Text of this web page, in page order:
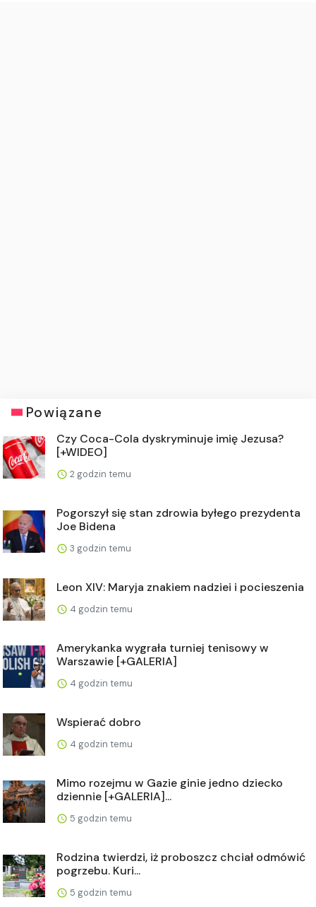
Powiązane
Czy Coca-Cola dyskryminuje imię Jezusa?
[+WIDEO]
2 godzin temu
Pogorszył się stan zdrowia byłego prezydenta
Joe Bidena
3 godzin temu
Leon XIV: Maryja znakiem nadziei i pocieszenia
4 godzin temu
Amerykanka wygrała turniej tenisowy w
Warszawie [+GALERIA]
4 godzin temu
Wspierać dobro
4 godzin temu
Mimo rozejmu w Gazie ginie jedno dziecko
dziennie [+GALERIA]...
5 godzin temu
Rodzina twierdzi, iż proboszcz chciał odmówić
pogrzebu. Kuri...
5 godzin temu